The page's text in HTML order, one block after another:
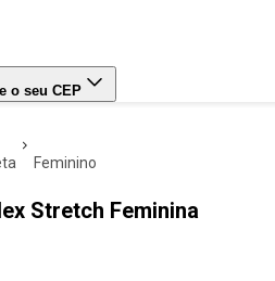
o seu CEP
feminino
Stretch Feminina